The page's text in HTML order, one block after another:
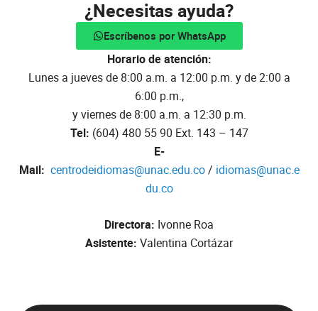
¿Necesitas ayuda?
Escríbenos por WhatsApp
Horario de atención:
Lunes a jueves de 8:00 a.m. a 12:00 p.m. y de 2:00 a
6:00 p.m.,
y viernes de 8:00 a.m. a 12:30 p.m.
Tel: (604) 480 55 90 Ext. 143 – 147
E-
Mail: centrodeidiomas@unac.edu.co/ idiomas@unac.e
du.co
Directora: Ivonne Roa
Asistente: Valentina Cortázar